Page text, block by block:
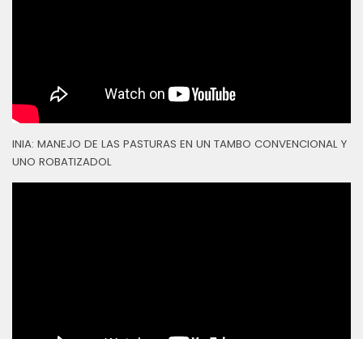
INIA: MANEJO DE LAS PASTURAS EN UN TAMBO CONVENCIONAL Y
UNO ROBATIZADOL